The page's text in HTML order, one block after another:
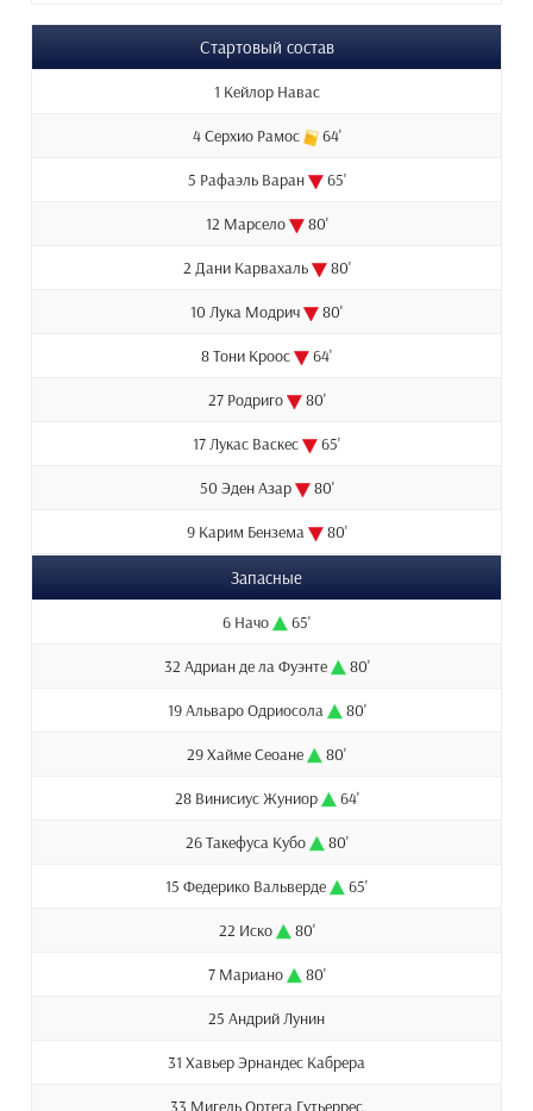
Стартовый состав
1 Кейлор Навас
4 Серхио Рамос 64'
5 Рафаэль Варан 65'
12 Марсело 80'
2 Дани Карвахаль 80'
10 Лука Модрич 80'
8 Тони Кроос 64'
27 Родриго 80'
17 Лукас Васкес 65'
50 Эден Азар 80'
9 Карим Бензема 80'
Запасные
6 Начо 65'
32 Адриан де ла Фуэнте 80'
19 Альваро Одриосола 80'
29 Хайме Сеоане 80'
28 Винисиус Жуниор 64'
26 Такефуса Кубо 80'
15 Федерико Вальверде 65'
22 Иско 80'
7 Мариано 80'
25 Андрий Лунин
31 Хавьер Эрнандес Кабрера
33 Мигель Ортега Гутьеррес